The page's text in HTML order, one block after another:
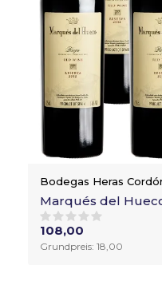
Bodegas Heras
Marqués del
108,00
Grundpreis: 18,00